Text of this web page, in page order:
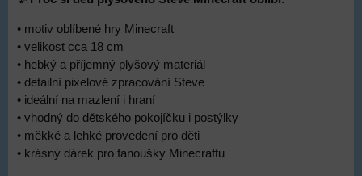
• motiv oblíbené hry Minecraft
• velikost cca 18 cm
• hebký a příjemný plyšový materiál
• detailní pixelové zpracování Steve
• ideální na mazlení i hraní
• vhodný do dětského pokojíčku i postýlky
• měkké a lehké provedení pro děti
• krásný dárek pro fanoušky Minecraftu